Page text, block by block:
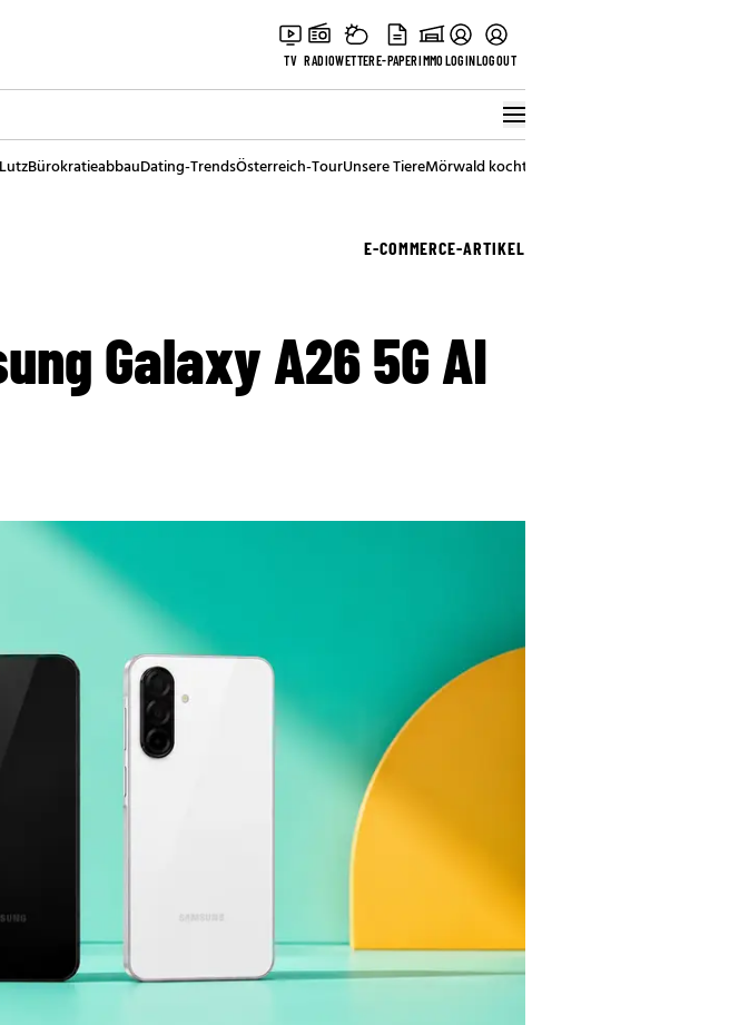
TV RADIOWETTERE-PAPERIMMOLOGINLOGOUT
BürokratieabbauDating-TrendsÖsterreich-TourUnsere TiereMörwald kocht
E-COMMERCE-ARTIKEL
Galaxy A26 5G AI